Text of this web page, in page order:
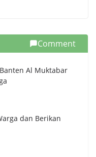
h
Se
pa
Car
Comment
Al Muktabar
dan Berikan